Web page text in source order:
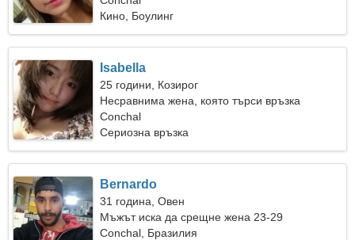
Кино, Боулинг
Isabella
25 години, Козирог
Несравнима жена, която търси връзка
Conchal
Сериозна връзка
Bernardo
31 година, Овен
Мъжът иска да срещне жена 23-29
Conchal, Бразилия